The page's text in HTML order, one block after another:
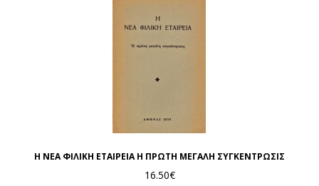
Η ΝΕΑ ΦΙΛΙΚΗ ΕΤΑΙΡΕΙΑ Η ΠΡΩΤΗ ΜΕΓΑΛΗ ΣΥΓΚΕΝΤΡΩΣΙΣ
16.50€